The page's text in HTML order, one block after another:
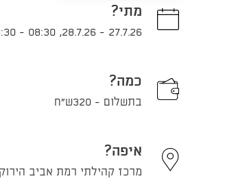
מתי?
27.7.26
-
28.7.26
,
08:30
-
כמה?
בתשלום - 320ש"ח
איפה?
מרכז קהילתי רמת אביב הירוקה, כפר יונה